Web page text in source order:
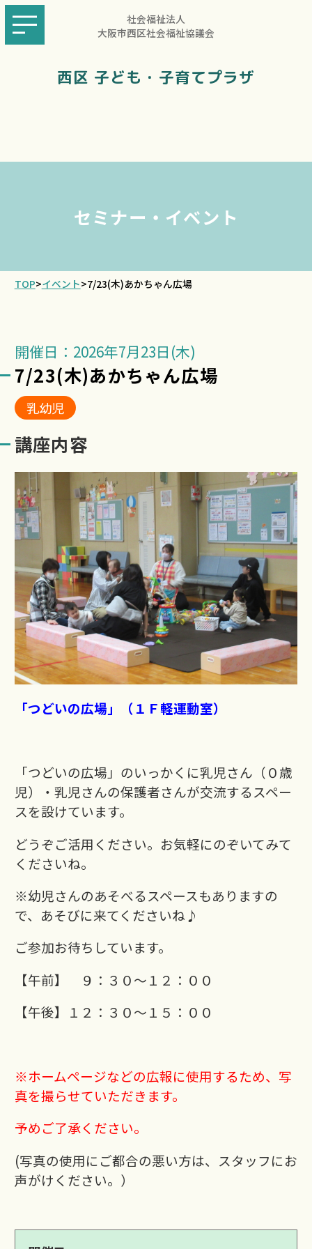
社会福祉法人
大阪市西区社会福祉協議会
西区 子ども・子育てプラザ
セミナー・イベント
TOP>イベント>7/23(木)あかちゃん広場
開催日：2026年7月23日(木)
7/23(木)あかちゃん広場
乳幼児
講座内容
「つどいの広場」（１Ｆ軽運動室）
「つどいの広場」のいっかくに乳児さん（０歳
児）・乳児さんの保護者さんが交流するスペー
スを設けています。
どうぞご活用ください。 お気軽にのぞいてみて
くださいね。
※幼児さんのあそべるスペースもありますの
で、あそびに来てくださいね♪
ご参加お待ちしています。
【午前】 ９：３０～１２：００
【午後】１２：３０～１５：００
※ホームページなどの広報に使用するため、写
真を撮らせていただきます。
予めご了承ください。
(写真の使用にご都合の悪い方は、スタッフにお
声がけください。）